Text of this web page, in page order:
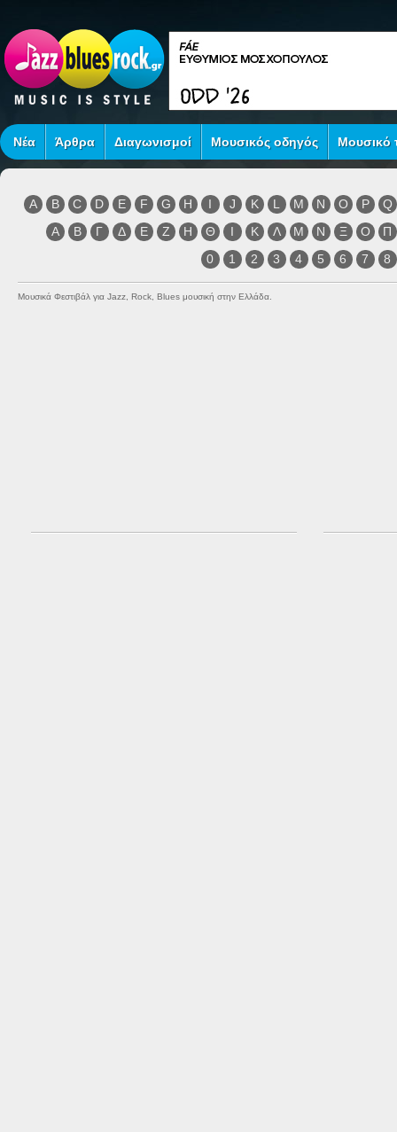
Νέα Άρθρα Διαγωνισμοί Μουσικός οδηγός Μουσικό
A B C D E F G H I J K L M N O P
Q
Α
Β Γ Δ Ε Ζ Η Θ Ι Κ Λ Μ Ν Ξ Ο
Π
0
1 2 3 4 5 6 7 8
Μουσικά Φεστιβάλ για Jazz, Rock, Blues μουσική στην Ελλάδα.